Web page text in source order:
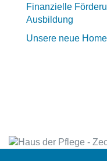
Finanzielle
Ausbildung
Unsere neue